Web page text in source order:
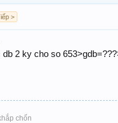
>
db 2 ky cho so
chốn